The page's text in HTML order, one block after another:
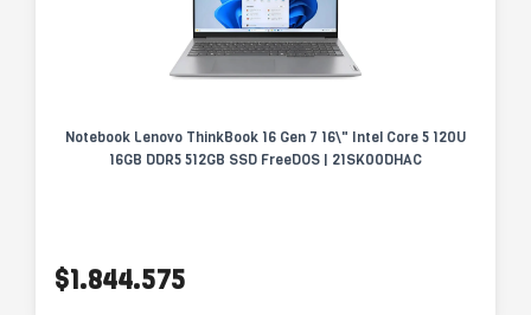
Notebook Lenovo ThinkBook 16 Gen 7 16\" Intel Core 5 120U
16GB DDR5 512GB SSD FreeDOS | 21SK00DHAC
$1.844.575